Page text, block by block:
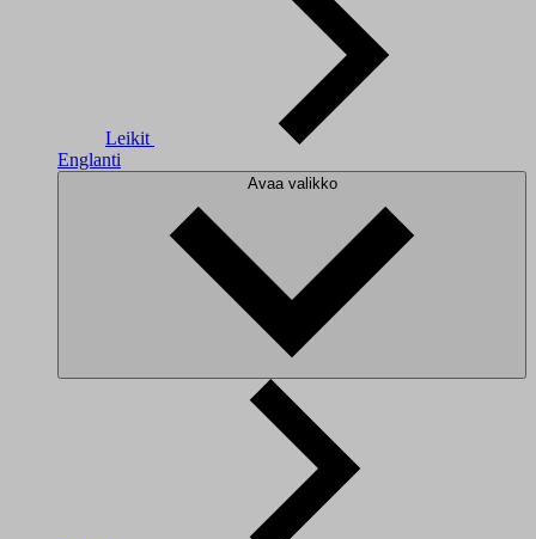
Leikit
Englanti
Avaa valikko